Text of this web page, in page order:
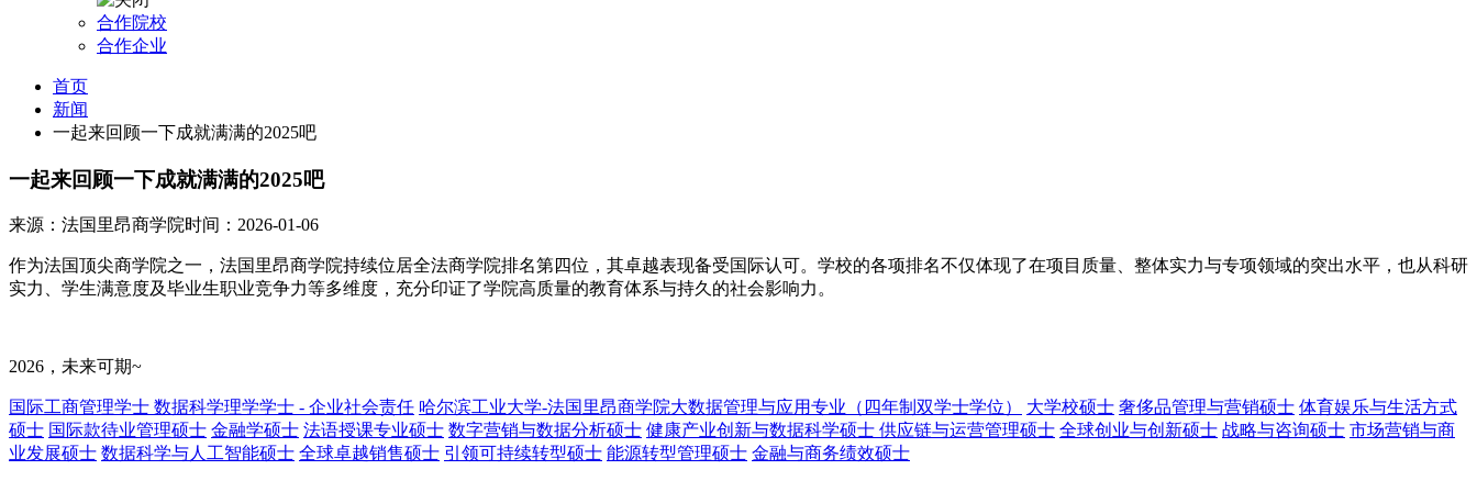
合作院校
合作企业
首页
新闻
一起来回顾一下成就满满的2025吧
一起来回顾一下成就满满的2025吧
来源：法国里昂商学院时间：2026-01-06
作为法国顶尖商学院之一，法国里昂商学院持续位居全法商学院排名第四位，其卓越表现备受国际认可。学校的各项排名不仅体现了在项目质量、整体实力与专项领域的突出水平，也从科研
实力、学生满意度及毕业生职业竞争力等多维度，充分印证了学院高质量的教育体系与持久的社会影响力。
2026，未来可期~
国际工商管理学士 数据科学理学学士 - 企业社会责任 哈尔滨工业大学-法国里昂商学院大数据管理与应用专业（四年制双学士学位） 大学校硕士 奢侈品管理与营销硕士 体育娱乐与生活方式
硕士 国际款待业管理硕士 金融学硕士 法语授课专业硕士 数字营销与数据分析硕士 健康产业创新与数据科学硕士 供应链与运营管理硕士 全球创业与创新硕士 战略与咨询硕士 市场营销与商
业发展硕士 数据科学与人工智能硕士 全球卓越销售硕士 引领可持续转型硕士 能源转型管理硕士 金融与商务绩效硕士